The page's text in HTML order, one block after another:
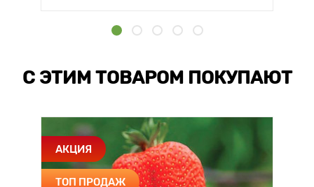
С ЭТИМ ТОВАРОМ ПОКУПАЮТ
АКЦИЯ
ТОП ПРОДАЖ